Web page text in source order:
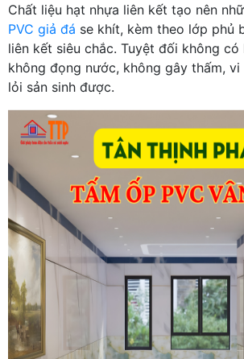
Chất liệu hạt nhựa liên kết tạo nên
PVC giả đá se khít, kèm theo lớp phủ
liên kết siêu chắc. Tuyệt đối không có
không đọng nước, không gây thấm, vi
lỏi sản sinh được.